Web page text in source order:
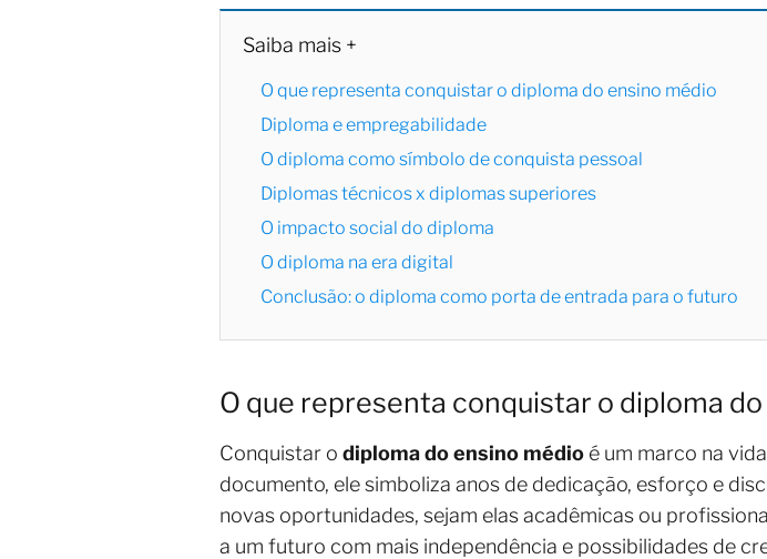
Saiba mais +
O que representa conquistar o diploma do ensino médio
Diploma e empregabilidade
O diploma como símbolo de conquista pessoal
Diplomas técnicos x diplomas superiores
O impacto social do diploma
O diploma na era digital
Conclusão: o diploma como porta de entrada para o futuro
O que representa conquistar o diploma
Conquistar o diploma do ensino médio é um marco na
documento, ele simboliza anos de dedicação, esforço e
novas oportunidades, sejam elas acadêmicas ou
a um futuro com mais independência e possibilidades de